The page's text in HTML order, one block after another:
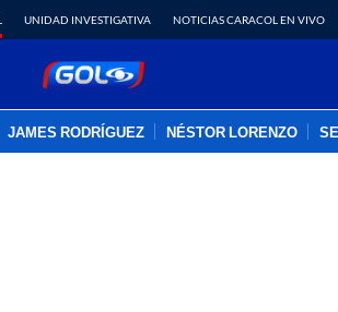
UNIDAD INVESTIGATIVA NOTICIAS CARACOL EN VIVO
JAMES RODRÍGUEZ NÉSTOR LORENZO